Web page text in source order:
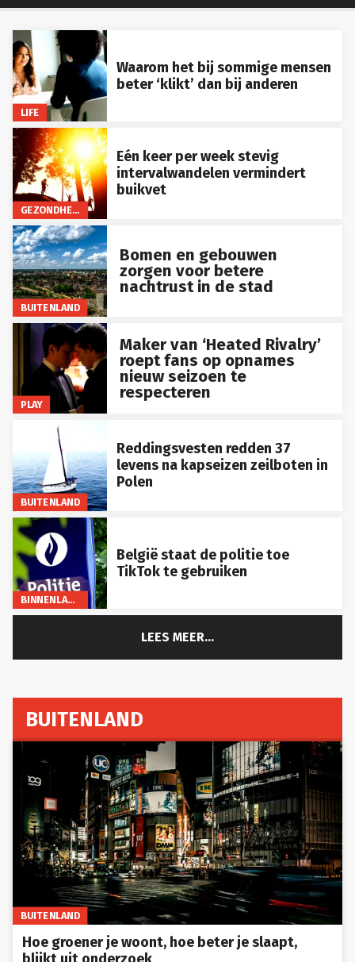
LIFE
Waarom het bij sommige mensen
beter ‘klikt’ dan bij anderen
GEZONDHEID
Eén keer per week stevig
intervalwandelen vermindert
buikvet
BUITENLAND
Bomen en gebouwen
zorgen voor betere
nachtrust in de stad
PLAY
Maker van ‘Heated Rivalry’
roept fans op opnames
nieuw seizoen te
respecteren
BUITENLAND
Reddingsvesten redden 37
levens na kapseizen zeilboten in
Polen
BINNENLAND
België staat de politie toe
TikTok te gebruiken
LEES MEER...
BUITENLAND
BUITENLAND
Hoe groener je woont, hoe beter je slaapt,
blijkt uit onderzoek